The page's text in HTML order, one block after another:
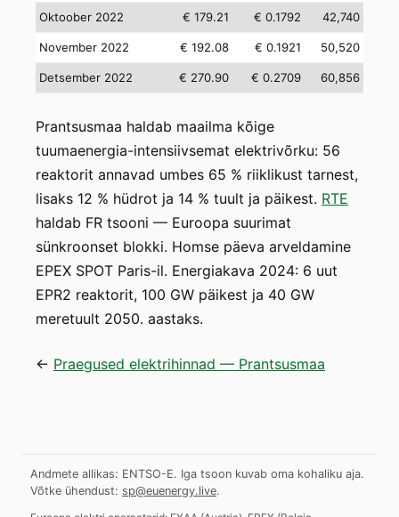
Oktoober 2022 € 179.21 € 0.1792 42,740
November 2022 € 192.08 € 0.1921 50,520
Detsember 2022 € 270.90 € 0.2709 60,856
Prantsusmaa haldab maailma kõige
tuumaenergia-intensiivsemat elektrivõrku: 56
reaktorit annavad umbes 65 % riiklikust tarnest,
lisaks 12 % hüdrot ja 14 % tuult ja päikest. RTE
haldab FR tsooni — Euroopa suurimat
sünkroonset blokki. Homse päeva arveldamine
EPEX SPOT Paris-il. Energiakava 2024: 6 uut
EPR2 reaktorit, 100 GW päikest ja 40 GW
meretuult 2050. aastaks.
← Praegused elektrihinnad — Prantsusmaa
Andmete allikas: ENTSO-E. Iga tsoon kuvab oma kohaliku aja.
Võtke ühendust: sp@euenergy.live.